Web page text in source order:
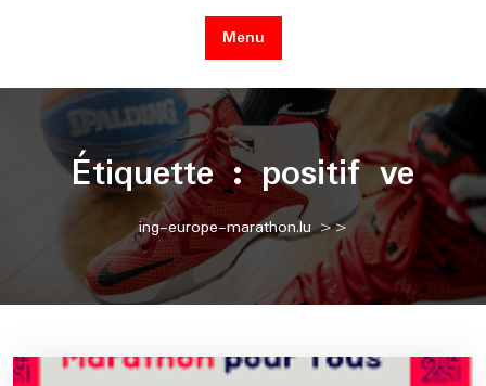
Menu
Étiquette :positif ve
ing-europe-marathon.lu>>